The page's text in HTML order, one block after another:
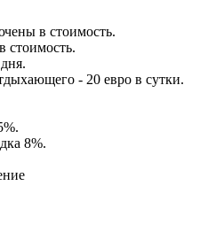
в стоимость.
стоимость.
- 20 евро в сутки.
8%.